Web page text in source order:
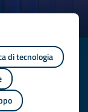
di tecnologia